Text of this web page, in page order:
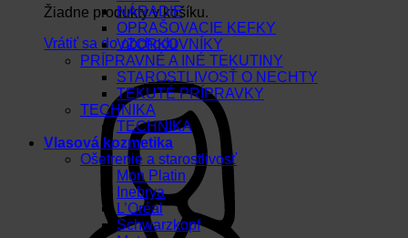
Žiadne produkty v košíku.
Vrátiť sa do obchodu
NÁRADIE
OPRAŠOVACIE KEFKY
VZORKOVNÍKY
PRÍPRAVNÉ A INÉ TEKUTINY
STAROSTLIVOSŤ O NECHTY
TEKUTÉ PRÍPRAVKY
TECHNIKA
TECHNIKA
Vlasová kozmetika
Ošetrenie a starostlivosť
Mon Platin
Inebrya
L’Oréal
Schwarzkopf